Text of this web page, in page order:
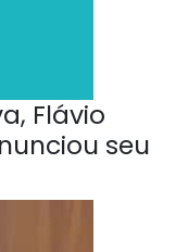
Flávio
seu